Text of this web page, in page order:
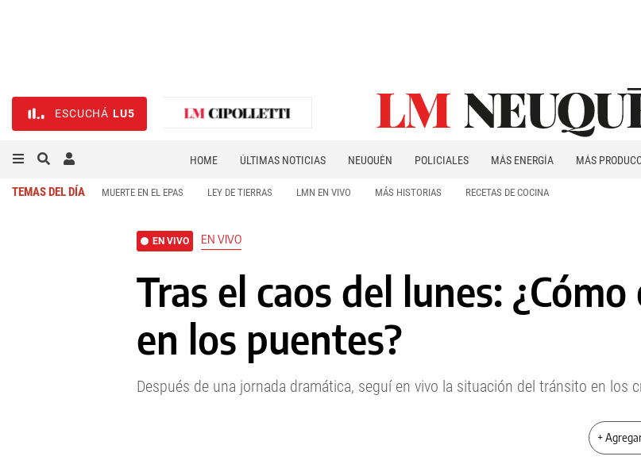
ESCUCHÁ LU5
HOME ÚLTIMAS NOTICIAS NEUQUÉN POLICIALES MÁS ENERGÍA MÁS
TEMAS DEL DÍA MUERTE EN EL EPAS LEY DE TIERRAS LMN EN VIVO MÁS HISTORIAS RECETAS DE COCINA
EN VIVO EN VIVO
Tras el caos del lunes:
en los puentes?
Después de una jornada dramática, seguí en vivo la situación del tránsito en los
+